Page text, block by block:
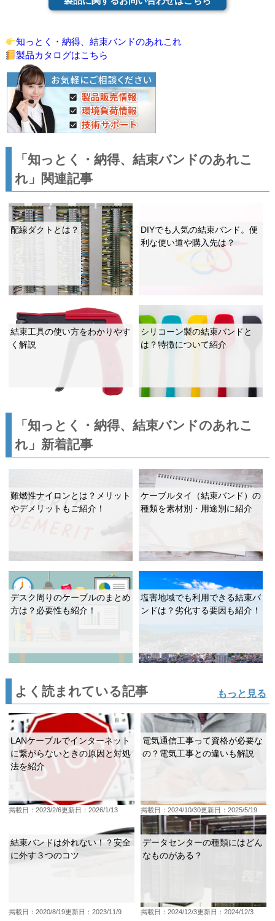
知っとく・納得、結束バンドのあれこれ
製品カタログはこちら
「知っとく・納得、結束バンドのあれこ
れ」関連記事
配線ダクトとは？
DIYでも人気の結束バンド。便
利な使い道や購入先は？
結束工具の使い方をわかりやす
く解説
シリコーン製の結束バンドと
は？特徴について紹介
「知っとく・納得、結束バンドのあれこ
れ」新着記事
難燃性ナイロンとは？メリット
やデメリットもご紹介！
ケーブルタイ（結束バンド）の
種類を素材別・用途別に紹介
デスク周りのケーブルのまとめ
方は？必要性も紹介！
塩害地域でも利用できる結束バ
ンドは？劣化する要因も紹介！
よく読まれている記事 もっと見る
LANケーブルでインターネット
に繋がらないときの原因と対処
法を紹介
掲載日：2023/2/6更新日：2026/1/13
電気通信工事って資格が必要な
の？電気工事との違いも解説
掲載日：2024/10/30更新日：2025/5/19
結束バンドは外れない！？安全
に外す３つのコツ
掲載日：2020/8/19更新日：2023/11/9
データセンターの種類にはどん
なものがある？
掲載日：2024/12/3更新日：2024/12/3